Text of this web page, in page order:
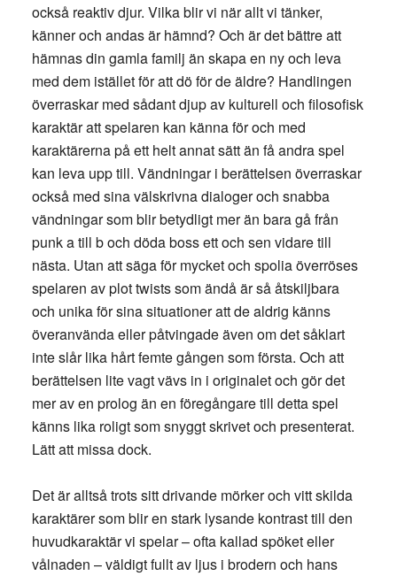
också reaktiv djur. Vilka blir vi när allt vi tänker,
känner och andas är hämnd? Och är det bättre att
hämnas din gamla familj än skapa en ny och leva
med dem istället för att dö för de äldre? Handlingen
överraskar med sådant djup av kulturell och filosofisk
karaktär att spelaren kan känna för och med
karaktärerna på ett helt annat sätt än få andra spel
kan leva upp till. Vändningar i berättelsen överraskar
också med sina välskrivna dialoger och snabba
vändningar som blir betydligt mer än bara gå från
punk a till b och döda boss ett och sen vidare till
nästa. Utan att säga för mycket och spolia överröses
spelaren av plot twists som ändå är så åtskiljbara
och unika för sina situationer att de aldrig känns
överanvända eller påtvingade även om det såklart
inte slår lika hårt femte gången som första. Och att
berättelsen lite vagt vävs in i originalet och gör det
mer av en prolog än en föregångare till detta spel
känns lika roligt som snyggt skrivet och presenterat.
Lätt att missa dock.
Det är alltså trots sitt drivande mörker och vitt skilda
karaktärer som blir en stark lysande kontrast till den
huvudkaraktär vi spelar – ofta kallad spöket eller
vålnaden – väldigt fullt av ljus i brodern och hans